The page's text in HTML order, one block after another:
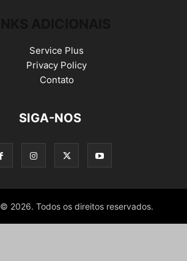
Service Plus
Privacy Policy
Contato
SIGA-NOS
© 2026. Todos os direitos reservados.